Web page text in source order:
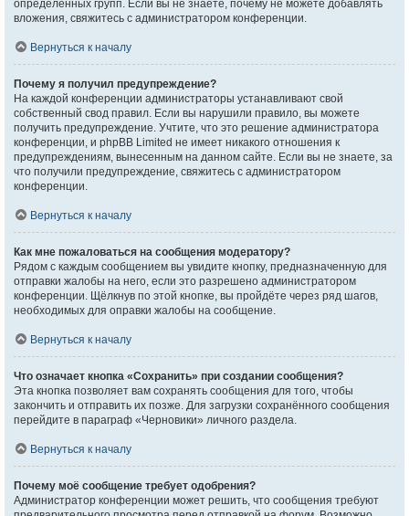
определённых групп. Если вы не знаете, почему не можете добавлять
вложения, свяжитесь с администратором конференции.
Вернуться к началу
Почему я получил предупреждение?
На каждой конференции администраторы устанавливают свой
собственный свод правил. Если вы нарушили правило, вы можете
получить предупреждение. Учтите, что это решение администратора
конференции, и phpBB Limited не имеет никакого отношения к
предупреждениям, вынесенным на данном сайте. Если вы не знаете, за
что получили предупреждение, свяжитесь с администратором
конференции.
Вернуться к началу
Как мне пожаловаться на сообщения модератору?
Рядом с каждым сообщением вы увидите кнопку, предназначенную для
отправки жалобы на него, если это разрешено администратором
конференции. Щёлкнув по этой кнопке, вы пройдёте через ряд шагов,
необходимых для оправки жалобы на сообщение.
Вернуться к началу
Что означает кнопка «Сохранить» при создании сообщения?
Эта кнопка позволяет вам сохранять сообщения для того, чтобы
закончить и отправить их позже. Для загрузки сохранённого сообщения
перейдите в параграф «Черновики» личного раздела.
Вернуться к началу
Почему моё сообщение требует одобрения?
Администратор конференции может решить, что сообщения требуют